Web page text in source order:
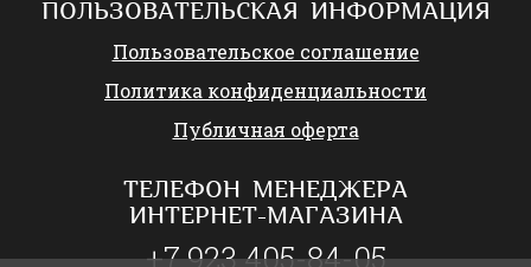
ПОЛЬЗОВАТЕЛЬСКАЯ ИНФОРМАЦИЯ
Пользовательское соглашение
Политика конфиденциальности
Публичная оферта
ТЕЛЕФОН МЕНЕДЖЕРА
ИНТЕРНЕТ-МАГАЗИНА
+7 923 405-84-05